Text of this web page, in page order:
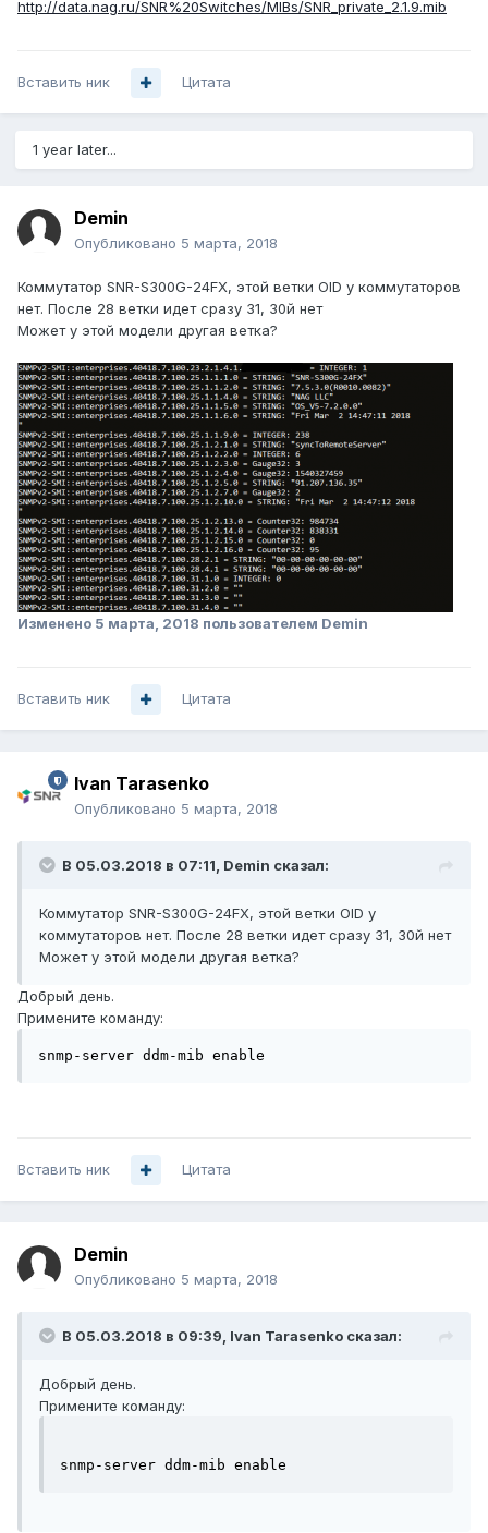
http://data.nag.ru/SNR%20Switches/MIBs/SNR_private_2.1.9.mib
Вставить ник Цитата
1 year later...
Demin
Опубликовано 5 марта, 2018
Коммутатор SNR-S300G-24FX, этой ветки OID у коммутаторов
нет. После 28 ветки идет сразу 31, 30й нет
Может у этой модели другая ветка?
Изменено 5 марта, 2018 пользователем Demin
Вставить ник Цитата
Ivan Tarasenko
Опубликовано 5 марта, 2018
В 05.03.2018 в 07:11, Demin сказал:
Коммутатор SNR-S300G-24FX, этой ветки OID у
коммутаторов нет. После 28 ветки идет сразу 31, 30й нет
Может у этой модели другая ветка?
Добрый день.
Примените команду:
snmp-server ddm-mib enable
Вставить ник Цитата
Demin
Опубликовано 5 марта, 2018
В 05.03.2018 в 09:39, Ivan Tarasenko сказал:
Добрый день.
Примените команду:
snmp-server ddm-mib enable